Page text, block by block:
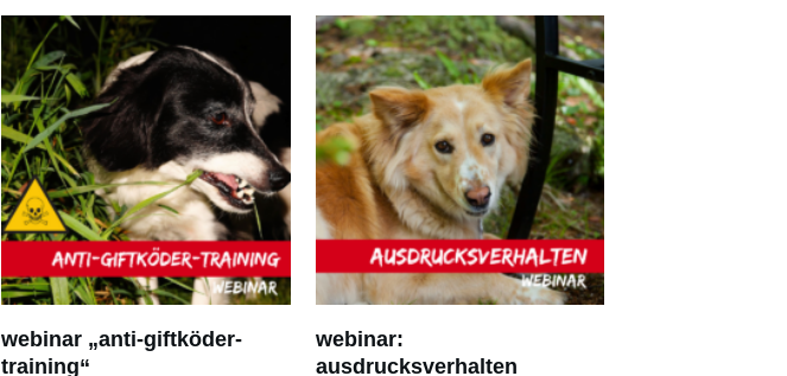
webinar „anti-giftköder-
training“
webinar:
ausdrucksverhalten